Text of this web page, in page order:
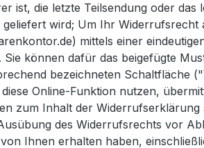
die letzte Teilsendung oder
wird; Um Ihr
mittels einer
können dafür das beigefügte
bezeichneten Schaltfläche
Online-Funktion nutzen,
zum Inhalt der
des Widerrufsrechts vor
Ihnen erhalten haben,